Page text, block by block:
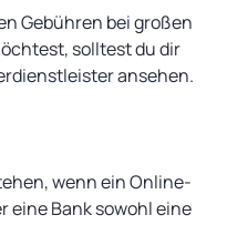
Gebühren bei großen
solltest du dir
ansehen.
wenn ein Online-
eine Bank sowohl eine